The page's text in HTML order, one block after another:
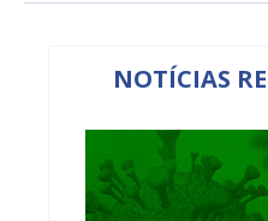
NOTÍCIAS